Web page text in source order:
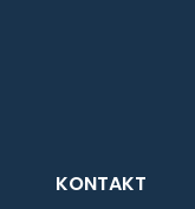
KONTAKT